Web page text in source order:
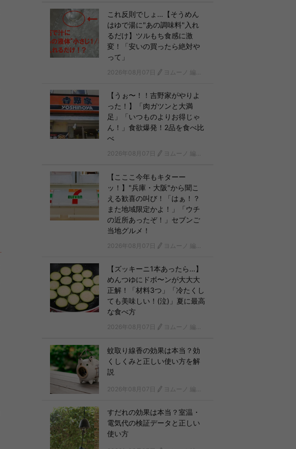
これ反則でしょ…【そうめん
はゆで湯に"あの調味料"入れ
るだけ】ツルもち食感に激
変！「安いの買ったら絶対や
って」
2026年08月07日 ヨムーノ 編集部
【うぉ〜！！吉野家がやりよ
った！】「肉ガツンと大満
足」「いつものよりお得じゃ
ん！」食欲爆発！2品を食べ比
べ
2026年08月07日 ヨムーノ 編集部
【こここ今年もキターー
ッ！】"兵庫・大阪"から聞こ
える歓喜の叫び！「はぁ！？
また地域限定かよ！」「ウチ
の近所あったぞ！」セブンご
当地グルメ！
2026年08月07日 ヨムーノ 編集部
【ズッキーニ1本あったら…】
めんつゆにドボ〜ンが大大大
正解！「材料3つ」「冷たくし
ても美味しい！(泣)」夏に最高
な食べ方
2026年08月07日 ヨムーノ 編集部
蚊取り線香の効果は本当？効
くしくみと正しい使い方を解
説
2026年08月07日 ヨムーノ 編集部
すだれの効果は本当？室温・
電気代の検証データと正しい
使い方